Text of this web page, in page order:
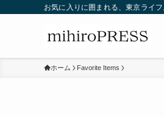
お気に入りに囲まれる、東京ライフ
ホーム Favorite Items